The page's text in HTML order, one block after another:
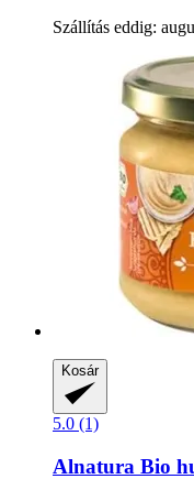
Szállítás eddig:
Kosár
5.0 (1)
Alnatura Bio